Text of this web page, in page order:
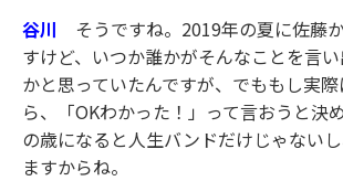
谷川 そうですね。2019年の夏に佐藤
すけど、いつか誰かがそんなことを言
かと思っていたんですが、でももし実
ら、「OKわかった！」って言おうと決
の歳になると人生バンドだけじゃない
ますからね。